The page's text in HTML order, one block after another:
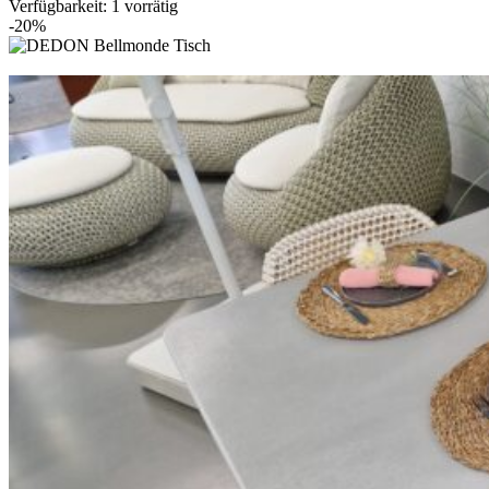
Verfügbarkeit: 1 vorrätig
-20%